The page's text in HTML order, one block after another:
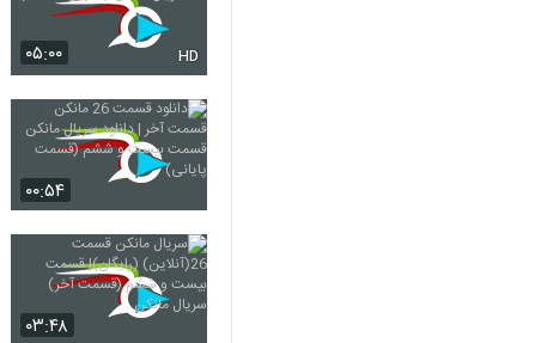
۰۵:۰۰ HD
۰۰:۵۴
۰۳:۴۸